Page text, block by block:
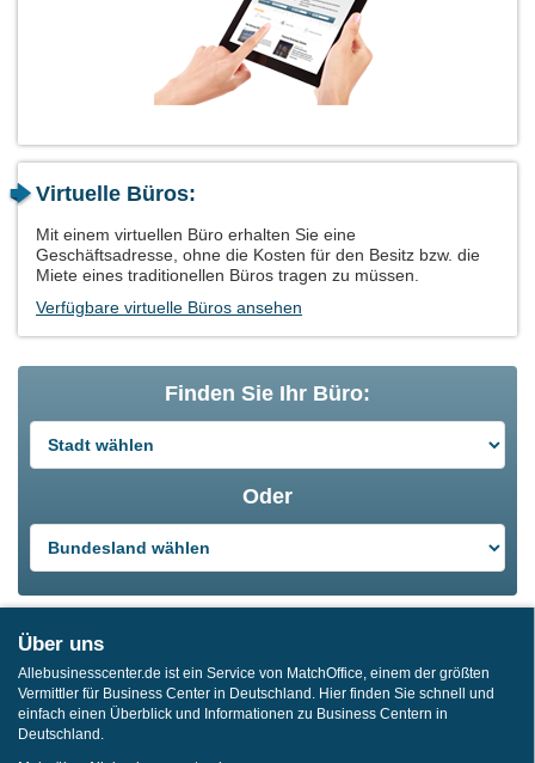
Virtuelle Büros:
Mit einem virtuellen Büro erhalten Sie eine
Geschäftsadresse, ohne die Kosten für den Besitz bzw. die
Miete eines traditionellen Büros tragen zu müssen.
Verfügbare virtuelle Büros ansehen
Finden Sie Ihr Büro:
Oder
Über uns
Allebusinesscenter.de ist ein Service von MatchOffice, einem der größten
Vermittler für Business Center in Deutschland. Hier finden Sie schnell und
einfach einen Überblick und Informationen zu Business Centern in
Deutschland.